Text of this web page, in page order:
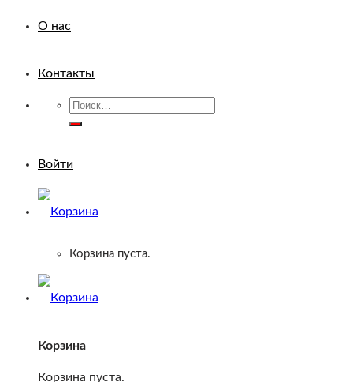
О нас
Контакты
Искать:
Войти
Корзина пуста.
Корзина
Корзина пуста.